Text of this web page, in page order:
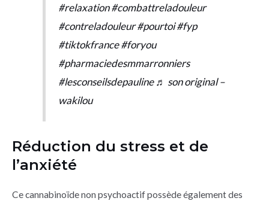
#relaxation #combattreladouleur
#contreladouleur #pourtoi #fyp
#tiktokfrance #foryou
#pharmaciedesmmarronniers
#lesconseilsdepauline ♬ son original –
wakilou
Réduction du stress et de
l’anxiété
Ce cannabinoïde non psychoactif possède également des